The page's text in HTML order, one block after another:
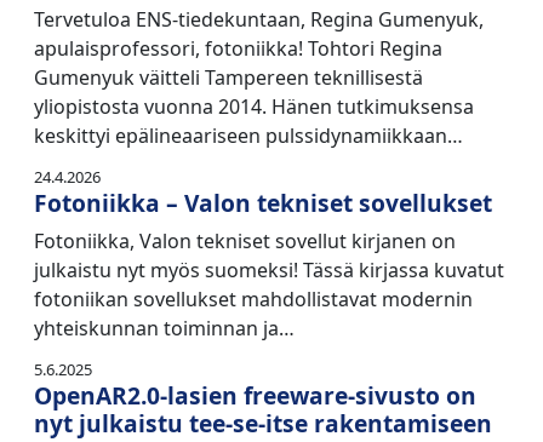
Tervetuloa ENS-tiedekuntaan, Regina Gumenyuk,
apulaisprofessori, fotoniikka! Tohtori Regina
Gumenyuk väitteli Tampereen teknillisestä
yliopistosta vuonna 2014. Hänen tutkimuksensa
keskittyi epälineaariseen pulssidynamiikkaan…
24.4.2026
Fotoniikka – Valon tekniset sovellukset
Fotoniikka, Valon tekniset sovellut kirjanen on
julkaistu nyt myös suomeksi! Tässä kirjassa kuvatut
fotoniikan sovellukset mahdollistavat modernin
yhteiskunnan toiminnan ja…
5.6.2025
OpenAR2.0-lasien freeware-sivusto on
nyt julkaistu tee-se-itse rakentamiseen